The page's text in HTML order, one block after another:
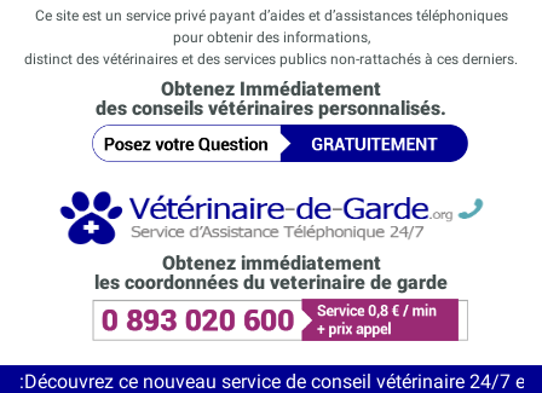
Ce site est un service privé payant d’aides et d’assistances téléphoniques
pour obtenir des informations,
distinct des vétérinaires et des services publics non-rattachés à ces derniers.
Obtenez Immédiatement
des conseils vétérinaires personnalisés.
Obtenez immédiatement
les coordonnées du veterinaire de garde
ce nouveau service de conseil vétérinaire 24/7